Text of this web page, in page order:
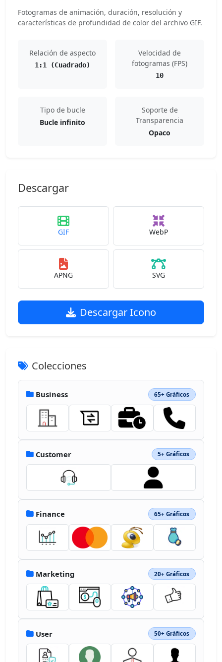
Fotogramas de animación, duración, resolución y
características de profundidad de color del archivo GIF.
Relación de aspecto
1:1 (Cuadrado)
Velocidad de
fotogramas (FPS)
10
Tipo de bucle
Bucle infinito
Soporte de
Transparencia
Opaco
Descargar
GIF WebP
APNG SVG
Descargar Icono
Colecciones
Business 65+ Gráficos
Customer 5+ Gráficos
Finance 65+ Gráficos
Marketing 20+ Gráficos
User 50+ Gráficos